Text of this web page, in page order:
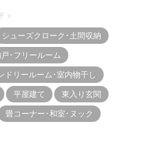
>
シューズクローク･土間収納
･フリールーム
ドリールーム･室内物干し
平屋建て
東入り玄関
畳コーナー･和室･ヌック